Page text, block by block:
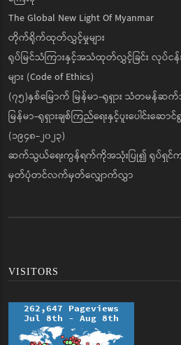
The Global New Light Of Myanmar
တိုက်ရိုက်ထုတ်လွှင့်မှုများ
ရုပ်မြင်သံကြားနှင့်အသံထုတ်လွှင့်ခြင်း လုပ်
များ (Code of Ethics)
(၇၅)နှစ်မြောက် မြန်မာ-ရုရှား သံတမ
မြန်မာ-ရုရှားချစ်ကြည်ရေးနှင့်ပူးပေါင်း
(၁၉၄၈-၂၀၂၃)
ဆက်သွယ်ရေးကွန်ရက်ကိုအသုံးပြု၍ ရုပ်ရှင်က
မှတ်ပုံတင်လက်မှတ်လျှောက်လွှာ
VISITORS